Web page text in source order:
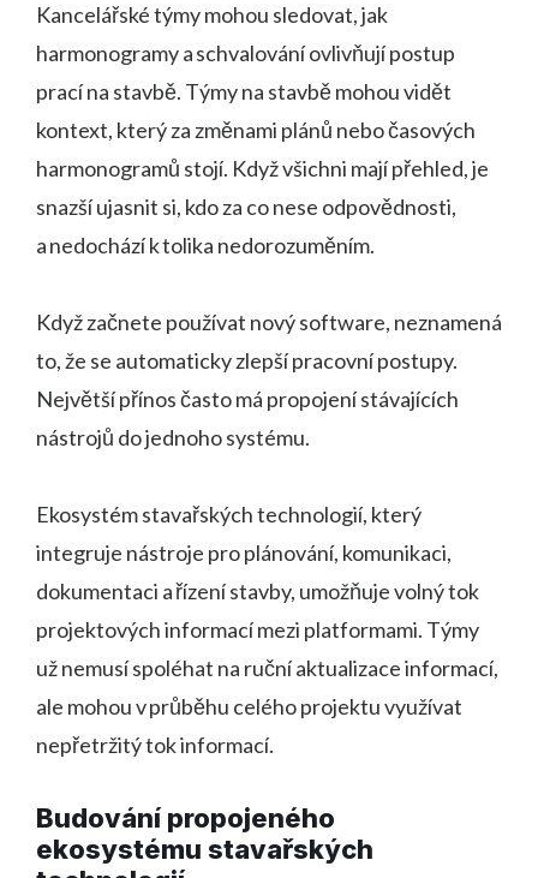
Kancelářské týmy mohou sledovat, jak
harmonogramy a schvalování ovlivňují postup
prací na stavbě. Týmy na stavbě mohou vidět
kontext, který za změnami plánů nebo časových
harmonogramů stojí. Když všichni mají přehled, je
snazší ujasnit si, kdo za co nese odpovědnosti,
a nedochází k tolika nedorozuměním.
Když začnete používat nový software, neznamená
to, že se automaticky zlepší pracovní postupy.
Největší přínos často má propojení stávajících
nástrojů do jednoho systému.
Ekosystém stavařských technologií, který
integruje nástroje pro plánování, komunikaci,
dokumentaci a řízení stavby, umožňuje volný tok
projektových informací mezi platformami. Týmy
už nemusí spoléhat na ruční aktualizace informací,
ale mohou v průběhu celého projektu využívat
nepřetržitý tok informací.
Budování propojeného
ekosystému stavařských